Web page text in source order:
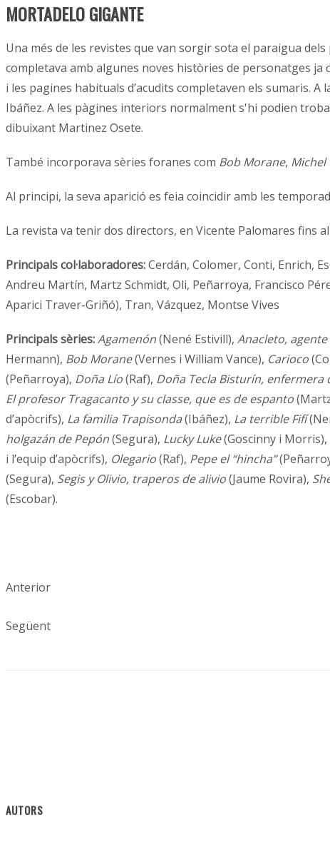
MORTADELO GIGANTE
Una més de les revistes que van sorgir sota el paraigua
completava amb algunes noves històries de personatges ja
i les pagines habituals d’acudits completaven els sumaris.
Ibáñez. A les pàgines interiors normalment s'hi podien
dibuixant Martinez Osete.
També incorporava sèries foranes com Bob Morane,
Al principi, la seva aparició es feia coincidir amb les
La revista va tenir dos directors, en Vicente Palomares fins
Principals col·laboradores:Cerdán, Colomer, Conti, Enrich,
Andreu Martín, Martz Schmidt, Oli, Peñarroya, Francisco
Aparici Traver-Griñó), Tran, Vázquez, Montse Vives
Principals sèries:Agamenón(Nené Estivill), Anacleto,
Hermann), Bob Morane(Vernes i William Vance), Carioco
(Peñarroya), Doña Lío(Raf), Doña Tecla Bisturín, enfermera
El profesor Tragacanto y su classe, que es de espanto
d’apòcrifs), La familia Trapisonda(Ibáñez), La terrible Fifí
holgazán de Pepón(Segura), Lucky Luke(Goscinny i Morris),
i l’equip d’apòcrifs), Olegario(Raf), Pepe el “hincha”
(Segura), Segis y Olivio, traperos de alivio(Jaume Rovira),
(Escobar).
Anterior
Següent
AUTORS